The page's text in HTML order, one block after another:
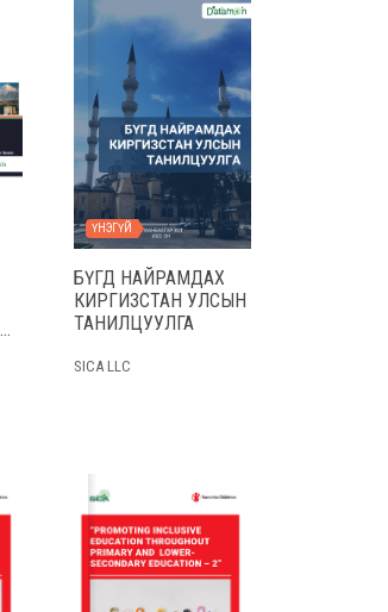
ҮНЭГҮЙ
БҮГД НАЙРАМДАХ
КИРГИЗСТАН УЛСЫН
ТАНИЛЦУУЛГА
SICA LLC